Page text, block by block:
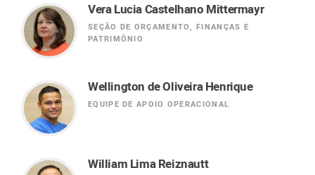
Vera Lucia Castelhano Mittermayr
SEÇÃO DE ORÇAMENTO, FINANÇAS E
PATRIMÔNIO
Wellington de Oliveira Henrique
EQUIPE DE APOIO OPERACIONAL
William Lima Reiznautt